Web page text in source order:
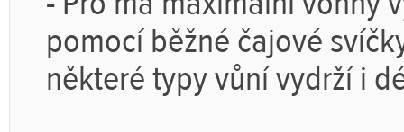
pomocí běžné čajové
některé typy vůní vydrží i